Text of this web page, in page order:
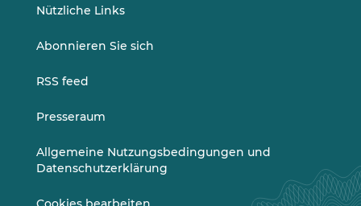
Nützliche Links
Abonnieren Sie sich
RSS feed
Presseraum
Allgemeine Nutzungsbedingungen und
Datenschutzerklärung